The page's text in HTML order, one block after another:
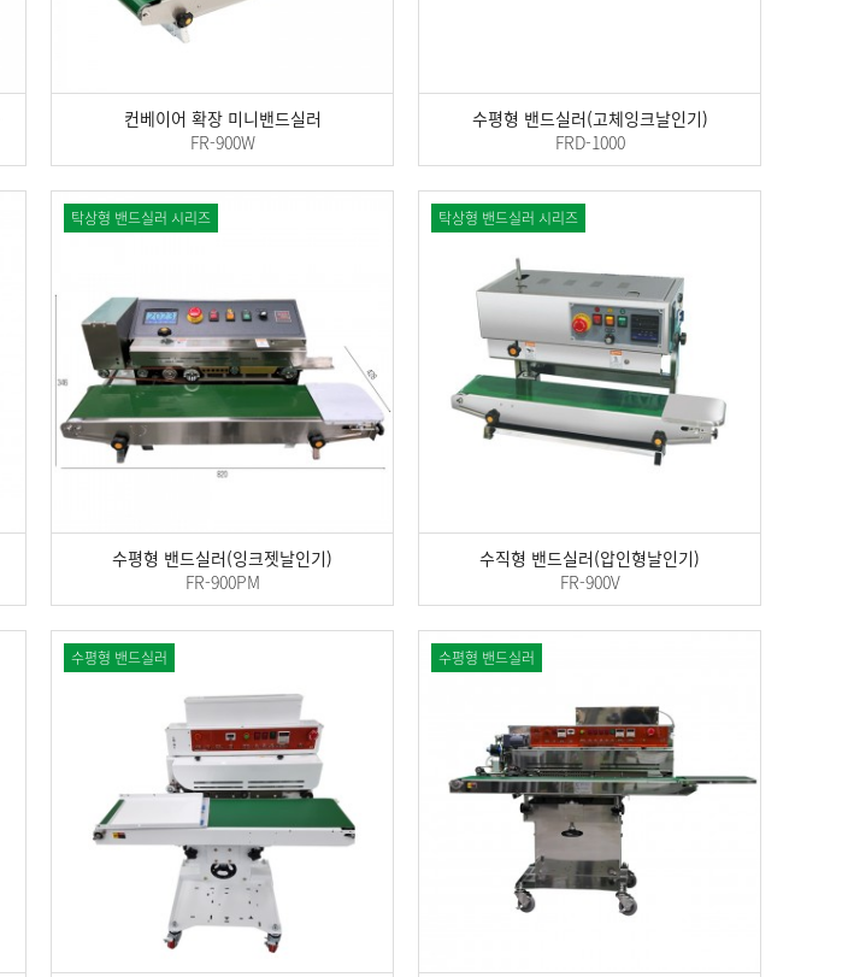
컨베이어 확장 미니밴드실러
FR-900W
수평형 밴드실러(고체잉크날인기)
FRD-1000
수평형 밴드실러(잉크젯날인기)
FR-900PM
탁상형 밴드실러 시리즈
수직형 밴드실러(압인형날인기)
FR-900V
탁상형 밴드실러 시리즈
수평형 밴드실러 수평형 밴드실러